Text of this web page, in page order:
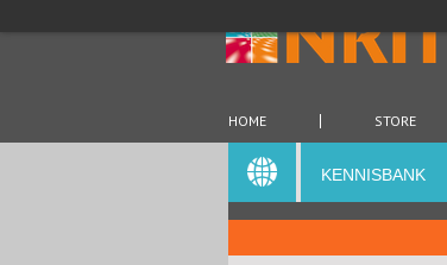
HOME STORE
KENNISBANK